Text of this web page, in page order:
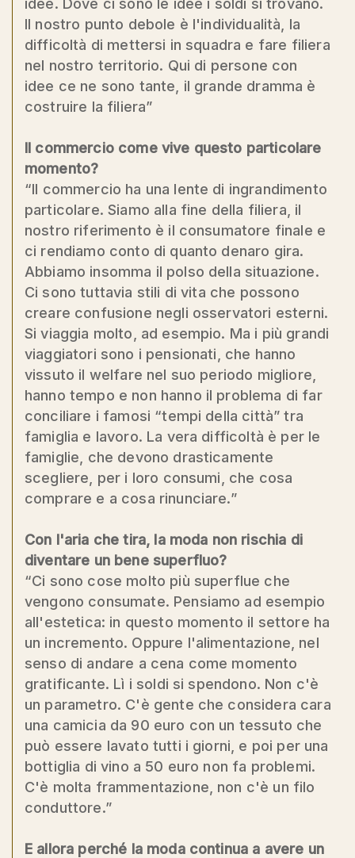
idee. Dove ci sono le idee i soldi si trovano.
Il nostro punto debole è l'individualità, la
difficoltà di mettersi in squadra e fare filiera
nel nostro territorio. Qui di persone con
idee ce ne sono tante, il grande dramma è
costruire la filiera”
Il commercio come vive questo particolare
momento?
“Il commercio ha una lente di ingrandimento
particolare. Siamo alla fine della filiera, il
nostro riferimento è il consumatore finale e
ci rendiamo conto di quanto denaro gira.
Abbiamo insomma il polso della situazione.
Ci sono tuttavia stili di vita che possono
creare confusione negli osservatori esterni.
Si viaggia molto, ad esempio. Ma i più grandi
viaggiatori sono i pensionati, che hanno
vissuto il welfare nel suo periodo migliore,
hanno tempo e non hanno il problema di far
conciliare i famosi “tempi della città” tra
famiglia e lavoro. La vera difficoltà è per le
famiglie, che devono drasticamente
scegliere, per i loro consumi, che cosa
comprare e a cosa rinunciare.”
Con l'aria che tira, la moda non rischia di
diventare un bene superfluo?
“Ci sono cose molto più superflue che
vengono consumate. Pensiamo ad esempio
all'estetica: in questo momento il settore ha
un incremento. Oppure l'alimentazione, nel
senso di andare a cena come momento
gratificante. Lì i soldi si spendono. Non c'è
un parametro. C'è gente che considera cara
una camicia da 90 euro con un tessuto che
può essere lavato tutti i giorni, e poi per una
bottiglia di vino a 50 euro non fa problemi.
C'è molta frammentazione, non c'è un filo
conduttore.”
E allora perché la moda continua a avere un